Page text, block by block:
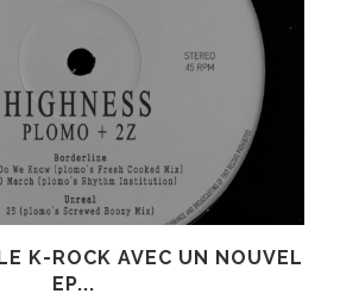
K-ROCK AVEC UN NOUVEL
EP...